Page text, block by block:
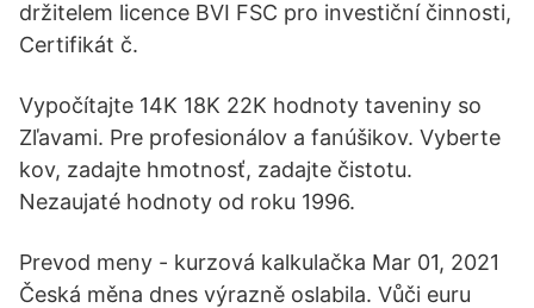
držitelem licence BVI FSC pro investiční činnosti,
Certifikát č.
Vypočítajte 14K 18K 22K hodnoty taveniny so
Zľavami. Pre profesionálov a fanúšikov. Vyberte
kov, zadajte hmotnosť, zadajte čistotu.
Nezaujaté hodnoty od roku 1996.
Prevod meny - kurzová kalkulačka Mar 01, 2021
Česká měna dnes výrazně oslabila. Vůči euru